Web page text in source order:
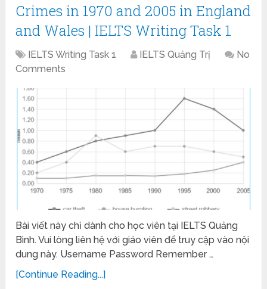
Crimes in 1970 and 2005 in England
and Wales | IELTS Writing Task 1
IELTS Writing Task 1 IELTS Quảng Trị
No
Comments
Bài viết này chỉ dành cho học viên tại IELTS Quảng
Bình. Vui lòng liên hệ với giáo viên để truy cập vào nội
dung này. Username Password Remember …
[Continue Reading...]